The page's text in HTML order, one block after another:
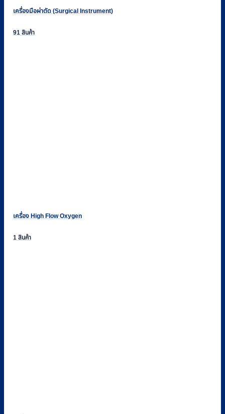
เครื่องมือผ่าตัด (Surgical Instrument)
91 สินค้า
เครื่อง High Flow Oxygen
1 สินค้า